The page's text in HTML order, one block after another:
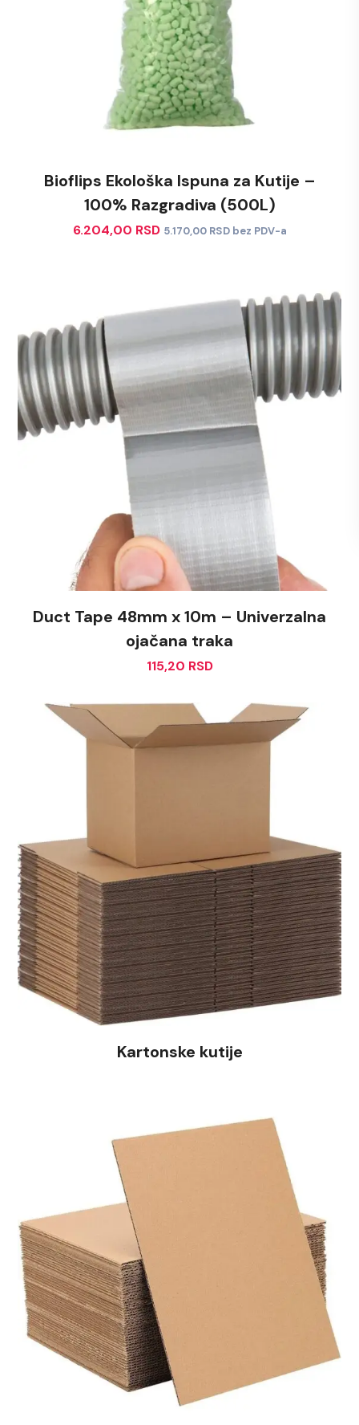
Bioflips Ekološka Ispuna za Kutije –
100% Razgradiva (500L)
6.204,00 RSD 5.170,00 RSDbez PDV-a
Duct Tape 48mm x 10m – Univerzalna
ojačana traka
115,20 RSD
Kartonske kutije